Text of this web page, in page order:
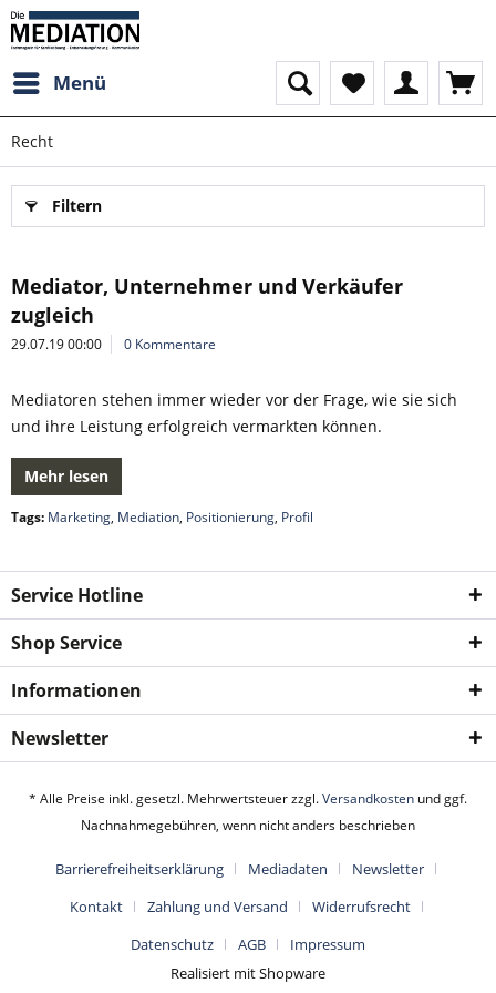
Menü
Recht
Filtern
Mediator, Unternehmer und Verkäufer
zugleich
29.07.19 00:00 0 Kommentare
Mediatoren stehen immer wieder vor der Frage, wie sie sich
und ihre Leistung erfolgreich vermarkten können.
Mehr lesen
Tags: Marketing, Mediation, Positionierung, Profil
Service Hotline
Shop Service
Informationen
Newsletter
* Alle Preise inkl. gesetzl. Mehrwertsteuer zzgl.Versandkosten und ggf.
Nachnahmegebühren, wenn nicht anders beschrieben
Barrierefreiheitserklärung Mediadaten
Newsletter
Kontakt
Zahlung und Versand
Widerrufsrecht
Datenschutz
AGB
Impressum
Realisiert mit Shopware